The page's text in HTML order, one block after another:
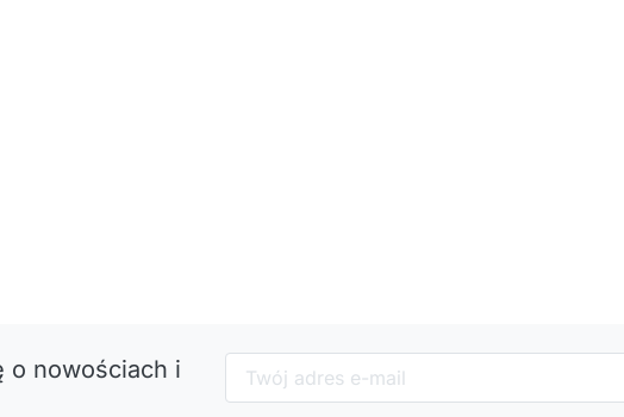
o nowościach i